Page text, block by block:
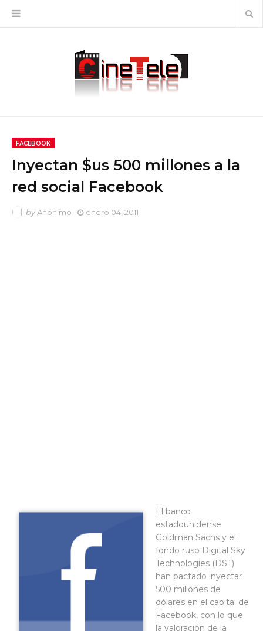
FACEBOOK
Inyectan $us 500 millones a la
red social Facebook
byAnónimo enero 04, 2011
El banco
estadounidense
Goldman Sachs y el
fondo ruso Digital Sky
Technologies (DST)
han pactado inyectar
500 millones de
dólares en el capital de
Facebook, con lo que
la valoración de la